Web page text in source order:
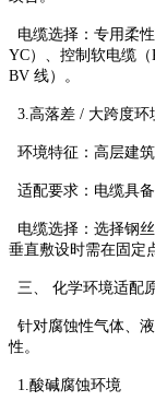
电缆选择：专用柔
YC）、控制软电缆
BV 线）。
3.高落差 / 大跨度环
环境特征：高层建
适配要求：电缆具
电缆选择：选择钢
垂直敷设时需在固定
三、 化学环境适配
针对腐蚀性气体、
性。
1.酸碱腐蚀环境